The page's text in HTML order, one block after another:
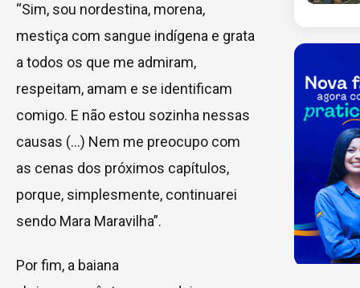
“Sim, sou nordestina, morena,
mestiça com sangue indígena e grata
a todos os que me admiram,
respeitam, amam e se identificam
comigo. E não estou sozinha nessas
causas (…) Nem me preocupo com
as cenas dos próximos capítulos,
porque, simplesmente, continuarei
sendo Mara Maravilha”.
Por fim, a baiana